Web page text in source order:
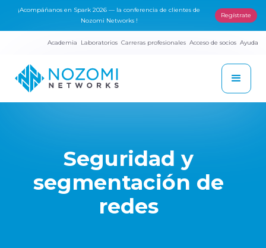
¡Acompáñanos en Spark 2026 — la conferencia de clientes de
Nozomi Networks !
Regístrate
Academia Laboratorios Carreras profesionales Acceso de socios Ayuda
Seguridad y
segmentación de
redes